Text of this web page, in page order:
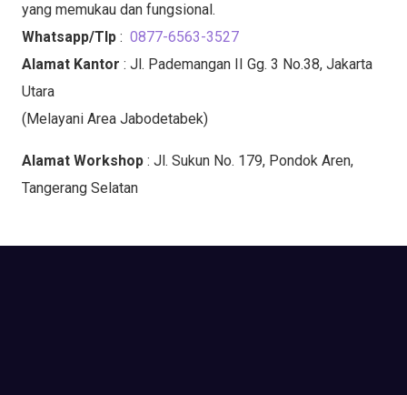
yang memukau dan fungsional.
Whatsapp/Tlp : 0877-6563-3527
Alamat Kantor : Jl. Pademangan II Gg. 3 No.38, Jakarta
Utara
(Melayani Area Jabodetabek)
Alamat Workshop : Jl. Sukun No. 179, Pondok Aren,
Tangerang Selatan